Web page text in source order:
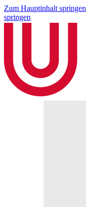
Zum Hauptinhalt springen
springen